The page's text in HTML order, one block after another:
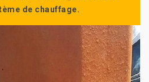
de chauffage.